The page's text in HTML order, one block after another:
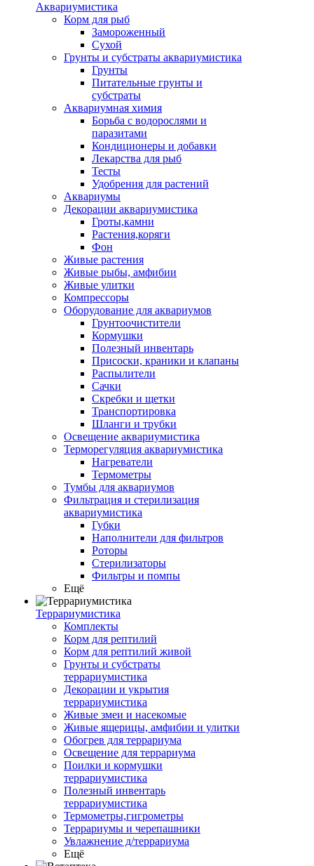
Аквариумистика
Корм для рыб
Замороженный
Сухой
Грунты и субстраты аквариумистика
Грунты
Питательные грунты и
субстраты
Аквариумная химия
Борьба с водорослями и
паразитами
Кондиционеры и добавки
Лекарства для рыб
Тесты
Удобрения для растений
Аквариумы
Декорации аквариумистика
Гроты,камни
Растения,коряги
Фон
Живые растения
Живые рыбы, амфибии
Живые улитки
Компрессоры
Оборудование для аквариумов
Грунтоочистители
Кормушки
Полезный инвентарь
Присоски, краники и клапаны
Распылители
Сачки
Скребки и щетки
Транспортировка
Шланги и трубки
Освещение аквариумистика
Терморегуляция аквариумистика
Нагреватели
Термометры
Тумбы для аквариумов
Фильтрация и стерилизация
аквариумистика
Губки
Наполнители для фильтров
Роторы
Стерилизаторы
Фильтры и помпы
Ещё
Террариумистика
Комплекты
Корм для рептилий
Корм для рептилий живой
Грунты и субстраты
террариумистика
Декорации и укрытия
террариумистика
Живые змеи и насекомые
Живые ящерицы, амфибии и улитки
Обогрев для террариума
Освещение для террариума
Поилки и кормушки
террариумистика
Полезный инвентарь
террариумистика
Термометры,гигрометры
Террариумы и черепашники
Увлажнение д/террариума
Ещё